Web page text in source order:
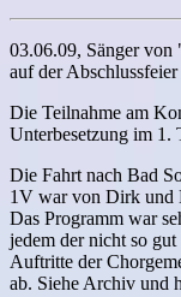
03.06.09, Sänger
auf der
Die Teilnahme am
Unterbesetzung im 1.
Die Fahrt nach Bad
1V war von Dirk und
Das Programm war
jedem der nicht so
Auftritte der
ab. Siehe Archiv und